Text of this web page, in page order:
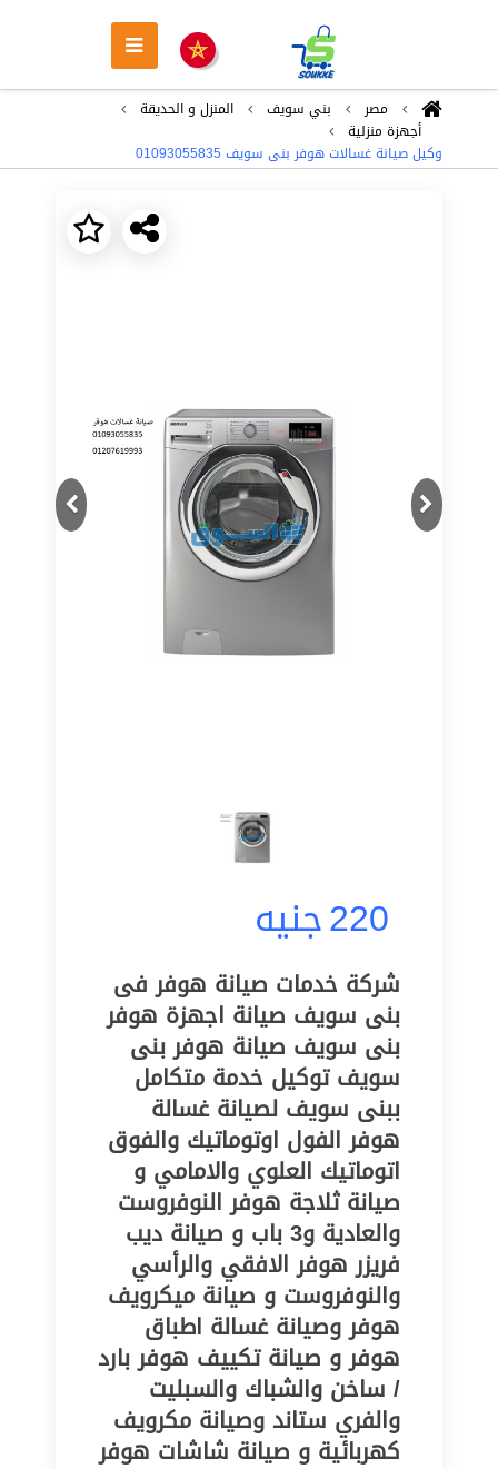
مصر بني سويف
المنزل و الحديقة
أجهزة منزلية
وكيل صيانة غسالات هوفر بنى سويف ‎ 01093055835
Previous
Next
220جنيه
شركة خدمات صيانة هوفر فى
بنى سويف‎ صيانة اجهزة هوفر
بنى سويف‎ صيانة هوفر بنى
سويف‎ توكيل خدمة متكامل
ببنى سويف‎ لصيانة غسالة
هوفر الفول اوتوماتيك والفوق
اتوماتيك العلوي والامامي و
صيانة ثلاجة هوفر النوفروست
والعادية و3 باب و صيانة ديب
فريزر هوفر الافقي والرأسي
والنوفروست و صيانة ميكرويف
هوفر وصيانة غسالة اطباق
هوفر و صيانة تكييف هوفر بارد
/ ساخن والشباك والسبليت
والفري ستاند وصيانة مكرويف
كهربائية و صيانة شاشات هوفر